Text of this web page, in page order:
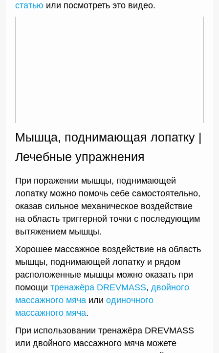
статью или посмотреть это видео.
Мышца, поднимающая лопатку |
Лечебные упражнения
При поражении мышцы, поднимающей
лопатку можно помочь себе самостоятельно,
оказав сильное механическое воздействие
на область триггерной точки с последующим
вытяжением мышцы.
Хорошее массажное воздействие на область
мышцы, поднимающей лопатку и рядом
расположенные мышцы можно оказать при
помощи тренажёра DREVMASS, двойного
массажного мяча или одиночного
массажного мяча.
При использовании тренажёра DREVMASS
или двойного массажного мяча можете